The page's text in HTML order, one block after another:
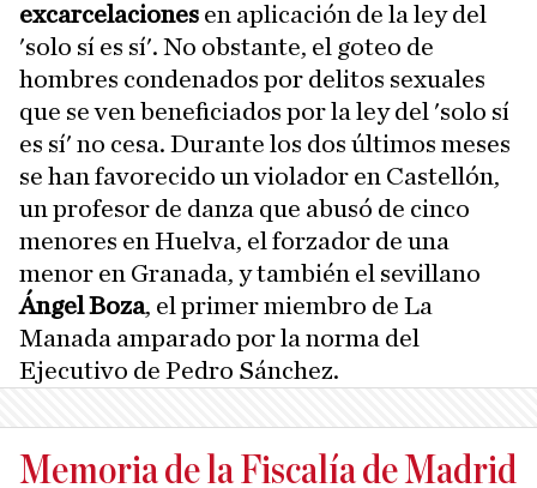
excarcelaciones en aplicación de la ley del
'solo sí es sí'. No obstante, el goteo de
hombres condenados por delitos sexuales
que se ven beneficiados por la ley del 'solo sí
es sí' no cesa. Durante los dos últimos meses
se han favorecido un violador en Castellón,
un profesor de danza que abusó de cinco
menores en Huelva, el forzador de una
menor en Granada, y también el sevillano
Ángel Boza, el primer miembro de La
Manada amparado por la norma del
Ejecutivo de Pedro Sánchez.
Memoria de la Fiscalía de Madrid